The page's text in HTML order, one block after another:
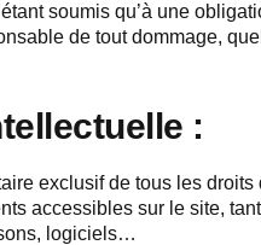
soumis qu’à une
de tout dommage,
:
exclusif de tous les
accessibles sur le site,
logiciels…